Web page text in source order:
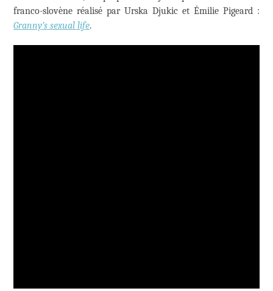
franco-slovène réalisé par Urska Djukic et Émilie Pigeard :
Granny’s sexual life.